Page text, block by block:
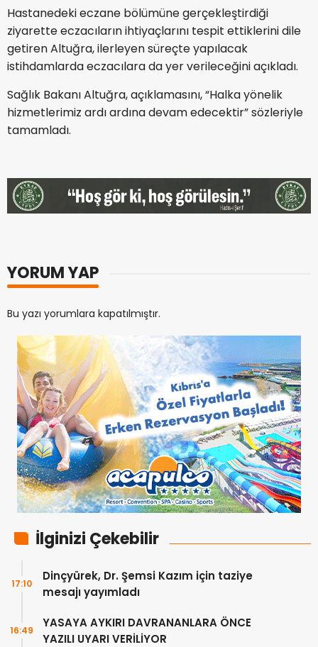
Hastanedeki eczane bölümüne gerçekleştirdiği
ziyarette eczacıların ihtiyaçlarını tespit ettiklerini dile
getiren Altuğra, ilerleyen süreçte yapılacak
istihdamlarda eczacılara da yer verileceğini açıkladı.
Sağlık Bakanı Altuğra, açıklamasını, “Halka yönelik
hizmetlerimiz ardı ardına devam edecektir” sözleriyle
tamamladı.
YORUM YAP
Bu yazı yorumlara kapatılmıştır.
İlginizi Çekebilir
Dinçyürek, Dr. Şemsi Kazım için taziye
mesajı yayımladı
17:10
YASAYA AYKIRI DAVRANANLARA ÖNCE
YAZILI UYARI VERİLİYOR
16:49